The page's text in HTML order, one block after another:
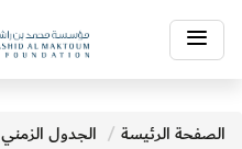
Toggle
navigation
الصفحة الرئيسة الجدول الزمني